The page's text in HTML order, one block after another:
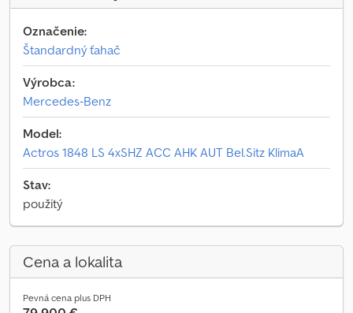
Označenie:
Štandardný ťahač
Výrobca:
Mercedes-Benz
Model:
Actros 1848 LS 4xSHZ ACC AHK AUT Bel.Sitz KlimaA
Stav:
použitý
Cena a lokalita
Pevná cena plus DPH